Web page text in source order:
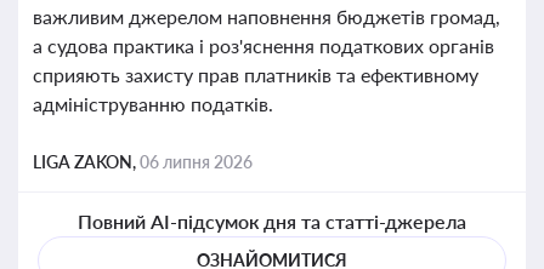
важливим джерелом наповнення бюджетів громад,
а судова практика і роз'яснення податкових органів
сприяють захисту прав платників та ефективному
адмініструванню податків.
LIGA ZAKON,06 липня 2026
Повний AI-підсумок дня та статті-джерела
ОЗНАЙОМИТИСЯ